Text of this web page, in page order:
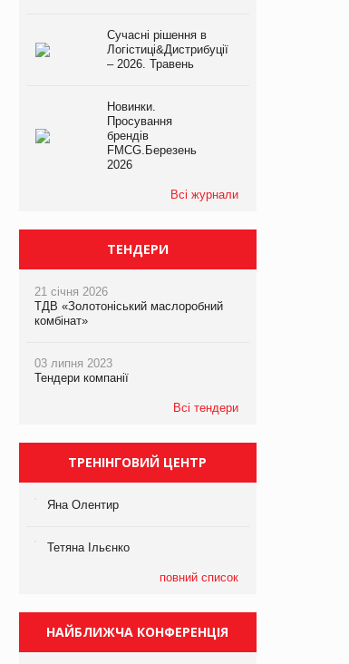
виробництва
компанії «УкраМарин»
Брагина Людмила
Просування компанії на
Сучасні рішення в
Логістиці&Дистрибуції
– 2026. Травень
Новинки.
Просування
брендів
FMCG.Березень
2026
Всі журнали
ТЕНДЕРИ
21 січня 2026
ТДВ «Золотоніський маслоробний
комбінат»
03 липня 2023
Тендери компанії
Всі тендери
ТРЕНІНГОВИЙ ЦЕНТР
Яна Олентир
Тетяна Ільєнко
повний список
НАЙБЛИЖЧА КОНФЕРЕНЦІЯ